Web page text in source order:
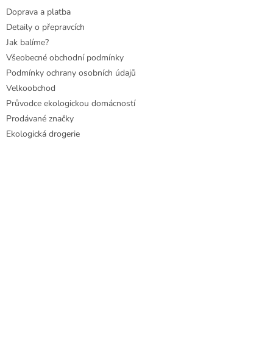
Doprava a platba
Detaily o přepravcích
Jak balíme?
Všeobecné obchodní podmínky
Podmínky ochrany osobních údajů
Velkoobchod
Průvodce ekologickou domácností
Prodávané značky
Ekologická drogerie